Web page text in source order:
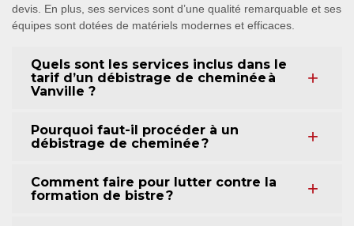
devis. En plus, ses services sont d’une qualité remarquable et ses
équipes sont dotées de matériels modernes et efficaces.
Quels sont les services inclus dans le
tarif d’un débistrage de cheminée à
Vanville ?
Pourquoi faut-il procéder à un
débistrage de cheminée ?
Comment faire pour lutter contre la
formation de bistre ?